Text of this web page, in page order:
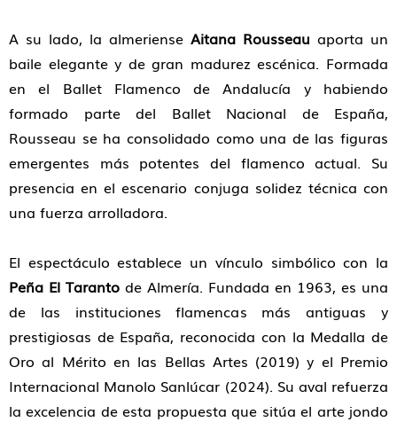
A su lado, la almeriense Aitana Rousseau aporta un
baile elegante y de gran madurez escénica. Formada
en el Ballet Flamenco de Andalucía y habiendo
formado parte del Ballet Nacional de España,
Rousseau se ha consolidado como una de las figuras
emergentes más potentes del flamenco actual. Su
presencia en el escenario conjuga solidez técnica con
una fuerza arrolladora.
El espectáculo establece un vínculo simbólico con la
Peña El Taranto de Almería. Fundada en 1963, es una
de las instituciones flamencas más antiguas y
prestigiosas de España, reconocida con la Medalla de
Oro al Mérito en las Bellas Artes (2019) y el Premio
Internacional Manolo Sanlúcar (2024). Su aval refuerza
la excelencia de esta propuesta que sitúa el arte jondo